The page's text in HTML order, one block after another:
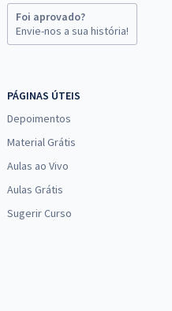
Foi aprovado?
Envie-nos a sua história!
PÁGINAS ÚTEIS
Depoimentos
Material Grátis
Aulas ao Vivo
Aulas Grátis
Sugerir Curso